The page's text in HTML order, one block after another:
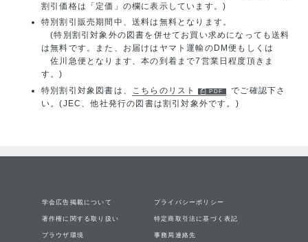
割引価格は「定価」の欄に表示しています。)
特別割引販売期間中、送料は無料となります。
(特別割引対象外の図書を併せてお買い求めになっても送料
は無料です。また、お届けはヤマト運輸のDM便もしくは
佐川急便となります、本の到着まで7営業日程度頂きま
す。)
特別割引対象図書は、 こちらのリスト
でご確認下さ
い。(JEC、他社発行の図書は割引対象外です。)
学会広告掲載について プライバシーポリシー
著作権に関する取り扱い 特定商取引法に基づく表記
ブラウザ環境 事務局連絡先